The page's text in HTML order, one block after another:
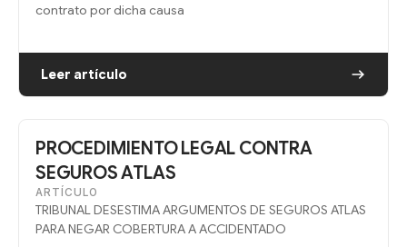
contrato por dicha causa
Leer artículo
PROCEDIMIENTO LEGAL CONTRA
SEGUROS ATLAS
ARTÍCULO
TRIBUNAL DESESTIMA ARGUMENTOS DE SEGUROS ATLAS
PARA NEGAR COBERTURA A ACCIDENTADO